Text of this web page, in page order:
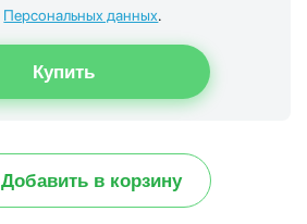
Персональных данных.
Добавить в корзину